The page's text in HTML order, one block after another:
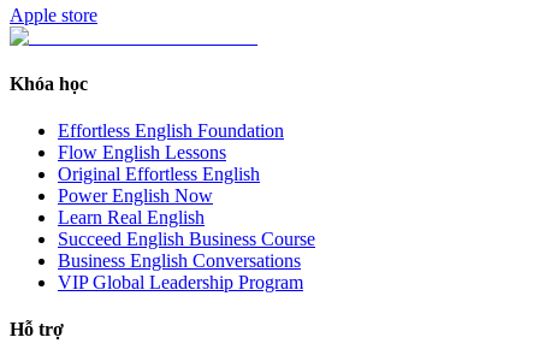
Apple store
Khóa học
Effortless English Foundation
Flow English Lessons
Original Effortless English
Power English Now
Learn Real English
Succeed English Business Course
Business English Conversations
VIP Global Leadership Program
Hỗ trợ